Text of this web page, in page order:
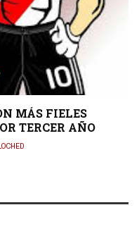
MÁS FIELES
TERCER AÑO